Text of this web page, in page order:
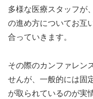
多様な医療スタッフが
の進め方についてお互
合っていきます。
その際のカンファレン
せんが、一般的には固
が取られているのが実